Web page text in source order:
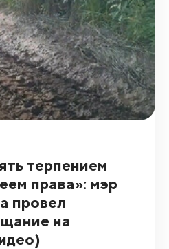
терпением
права»: мэр
провел
на